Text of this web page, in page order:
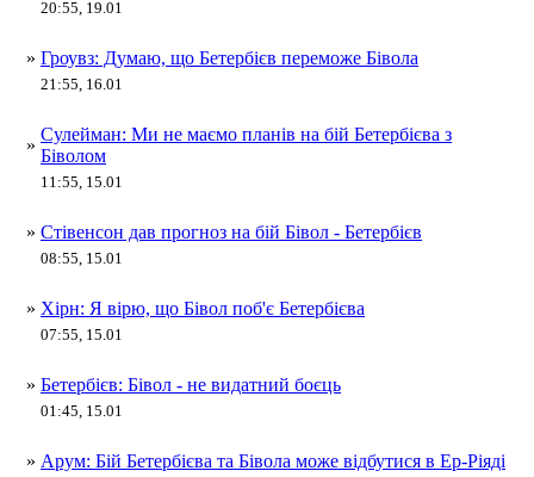
20:55, 19.01
» Гроувз: Думаю, що Бетербієв переможе Бівола
21:55, 16.01
»
Сулейман: Ми не маємо планів на бій Бетербієва з
Біволом
11:55, 15.01
» Стівенсон дав прогноз на бій Бівол - Бетербієв
08:55, 15.01
» Хірн: Я вірю, що Бівол поб'є Бетербієва
07:55, 15.01
» Бетербієв: Бівол - не видатний боєць
01:45, 15.01
» Арум: Бій Бетербієва та Бівола може відбутися в Ер-Ріяді